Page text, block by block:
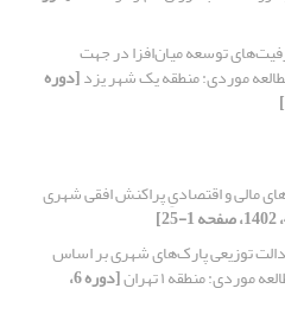
توسعه میان‌افزا در جهت
موردی: منطقه یک شهر یزد[دوره
مالی و اقتصادیِ پراکنش افقی شهری
توزیعی پارک‌های شهری بر اساس
منطقه ۱ تهران [دوره 6،